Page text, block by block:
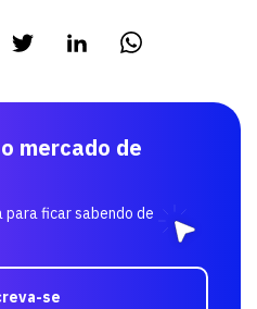
mercado de
ficar sabendo de
se